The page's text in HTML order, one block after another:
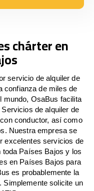
chárter en
servicio de alquiler de
confianza de miles de
mundo, OsaBus facilita
de alquiler de
conductor, así como
Nuestra empresa se
excelentes servicios de
toda Países Bajos y los
en Países Bajos para
es probablemente la
Simplemente solicite un